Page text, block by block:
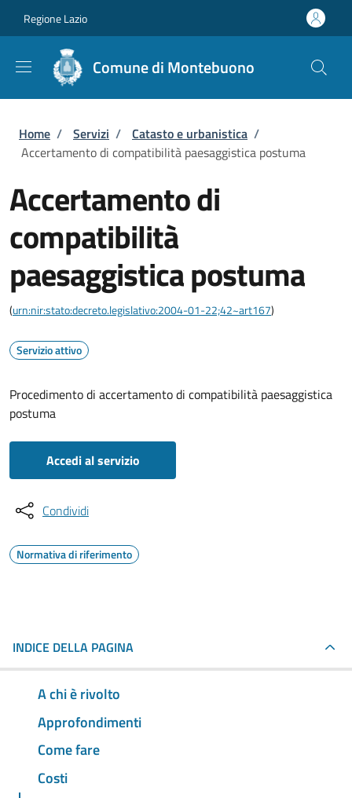
Regione Lazio
Comune di Montebuono
Briciole di pane
Home / Servizi / Catasto e urbanistica /
Accertamento di compatibilità paesaggistica postuma
Accertamento di
compatibilità
paesaggistica postuma
(urn:nir:stato:decreto.legislativo:2004-01-22;42~art167)
Servizio attivo
Procedimento di accertamento di compatibilità paesaggistica
postuma
Accedi al servizio
Condividi
Normativa di riferimento
INDICE DELLA PAGINA
A chi è rivolto
Approfondimenti
Come fare
Costi